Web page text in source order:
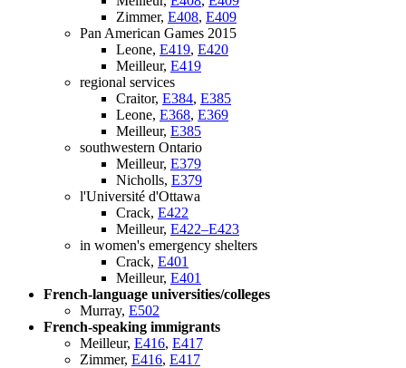
Zimmer, E408, E409
Pan American Games 2015
Leone, E419, E420
Meilleur, E419
regional services
Craitor, E384, E385
Leone, E368, E369
Meilleur, E385
southwestern Ontario
Meilleur, E379
Nicholls, E379
l'Université d'Ottawa
Crack, E422
Meilleur, E422–E423
in women's emergency shelters
Crack, E401
Meilleur, E401
French-language universities/colleges
Murray, E502
French-speaking immigrants
Meilleur, E416, E417
Zimmer, E416, E417